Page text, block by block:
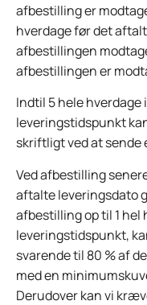
afbestilling er
hverdage før det
afbestillingen
afbestillingen er
Indtil 5 hele
leveringstidspunkt
skriftligt ved at sende
Ved afbestilling
aftalte leveringsdato
afbestilling op til 1
leveringstidspunkt,
svarende til 80 % af
med en
Derudover kan vi